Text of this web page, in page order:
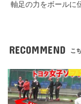
軸足の力をボールに
RECOMMEND こ